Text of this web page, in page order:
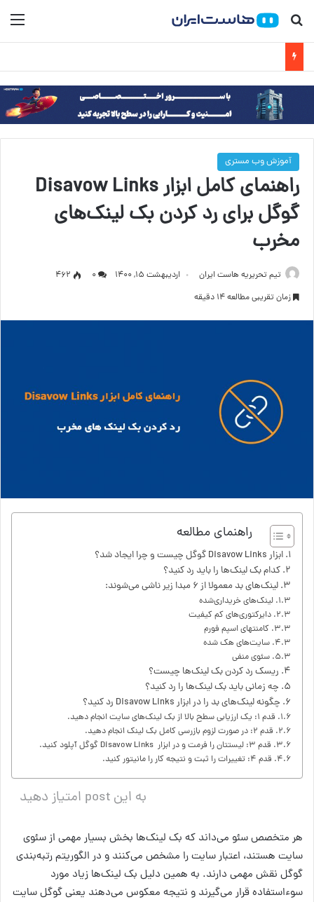
جستجو برای
آموزش وب مستری
راهنمای کامل ابزار Disavow Links
گوگل برای رد کردن بک لینک‌های
مخرب
تیم تحریریه هاست ایران اردیبهشت ۱۵, ۱۴۰۰ ۰
462
زمان تقریبی مطالعه 14 دقیقه
راهنمای مطالعه
ابزار Disavow Links گوگل چیست و چرا ایجاد شد؟
کدام بک لینک‌ها را باید رد کنید؟
لینک‌های بد معمولا از ۶ مبدا زیر ناشی می‌شوند:
لینک‌های خریداری‌شده
دایرکتوری‌های کم کیفیت
کامنتهای اسپم فورم
سایت‌های هک شده
سئوی منفی
ریسک رد کردن بک لینک‌ها چیست؟
چه زمانی باید بک لینک‌ها را رد کنید؟
چگونه لینک‌های بد را در ابزار Disavow Links رد کنید؟
قدم ۱: یک ارزیابی سطح بالا از بک لینک‌های سایت انجام دهید.
قدم ۲: در صورت لزوم بازرسی کامل بک لینک انجام دهید.
قدم ۳: لیستتان را فرمت و در ابزار Disavow Links گوگل آپلود کنید.
قدم ۴: تغییرات را ثبت و نتیجه کار را مانیتور کنید.
به این post امتیاز دهید
هر متخصص سئو می‌داند که بک لینک‌ها بخش بسیار مهمی از سئوی
سایت هستند، اعتبار سایت را مشخص می‌کنند و در الگوریتم رتبه‌بندی
گوگل نقش مهمی دارند. به همین دلیل بک لینک‌ها زیاد مورد
سوءاستفاده قرار می‌گیرند و نتیجه معکوس می‌دهند یعنی گوگل سایت